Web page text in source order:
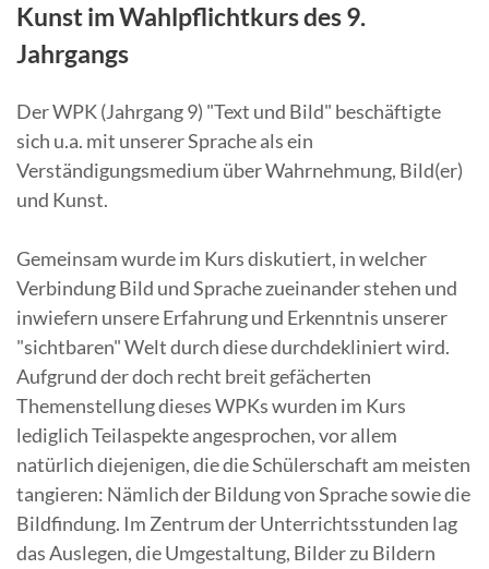
Kunst im Wahlpflichtkurs des 9.
Jahrgangs
Der WPK (Jahrgang 9) "Text und Bild" beschäftigte
sich u.a. mit unserer Sprache als ein
Verständigungsmedium über Wahrnehmung, Bild(er)
und Kunst.
Gemeinsam wurde im Kurs diskutiert, in welcher
Verbindung Bild und Sprache zueinander stehen und
inwiefern unsere Erfahrung und Erkenntnis unserer
"sichtbaren" Welt durch diese durchdekliniert wird.
Aufgrund der doch recht breit gefächerten
Themenstellung dieses WPKs wurden im Kurs
lediglich Teilaspekte angesprochen, vor allem
natürlich diejenigen, die die Schülerschaft am meisten
tangieren: Nämlich der Bildung von Sprache sowie die
Bildfindung. Im Zentrum der Unterrichtsstunden lag
das Auslegen, die Umgestaltung, Bilder zu Bildern